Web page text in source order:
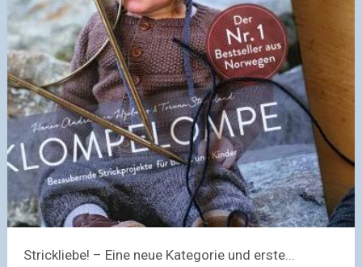
Strickliebe! – Eine neue Kategorie und erste...